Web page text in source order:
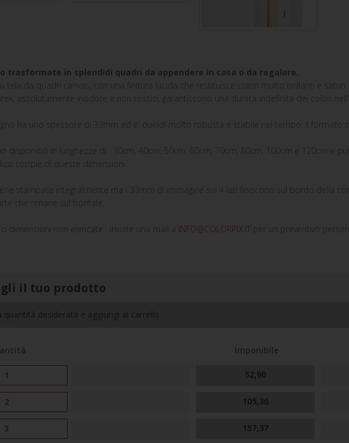
trasformate in splendidi quadri da appendere in casa o da regalare.
tela da quadri canvas, con una finitura lucida che restituisce colori molto brillanti e saturi.
assolutamente inodore e non tossici, garantiscono una durata indefinita dei colori
ha uno spessore di 33mm ed e' quindi molto robusta e stabile nel tempo. Il formato
disponibili in lunghezze di : 30cm, 40cm, 50cm, 60cm, 70cm, 80cm, 100cm e 120cm e
coppie di queste dimensioni.
stampata integralmente ma i 33mm di immagine sui 4 lati finiscono sul bordo della
che rimane sul frontale.
o dimensioni non elencate : inviate una mail a INFO@COLORPIX.ITper un preventivo
il tuo prodotto
quantità desiderata e aggiungi al carrello
Imponibile
1 52,90
2 105,36
3 157,37